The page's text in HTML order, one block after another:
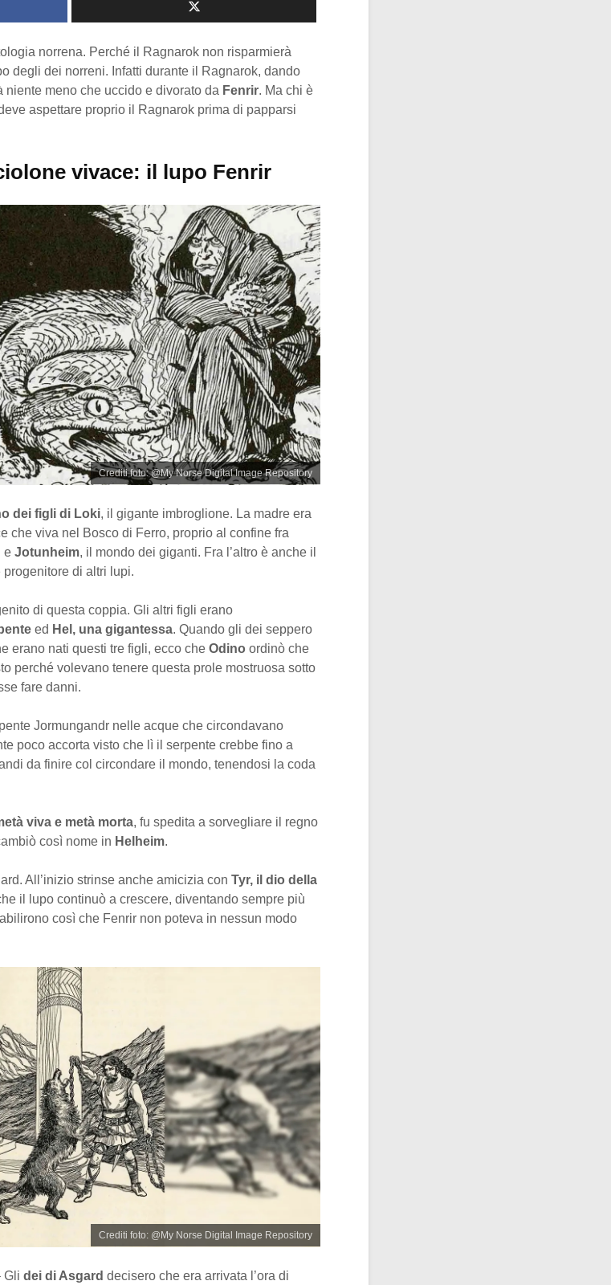
norrena. Perché il Ragnarok non risparmierà
degli dei norreni. Infatti durante il Ragnarok, dando
meno che uccido e divorato da Fenrir. Ma chi è
aspettare proprio il Ragnarok prima di papparsi
vivace: il lupo Fenrir
Crediti foto: @My Norse Digital Image Repository
dei figli di Loki, il gigante imbroglione. La madre era
che viva nel Bosco di Ferro, proprio al confine fra
e Jotunheim, il mondo dei giganti. Fra l’altro è anche il
di altri lupi.
di questa coppia. Gli altri figli erano
ed Hel, una gigantessa. Quando gli dei seppero
erano nati questi tre figli, ecco che Odino ordinò che
perché volevano tenere questa prole mostruosa sotto
fare danni.
Jormungandr nelle acque che circondavano
poco accorta visto che lì il serpente crebbe fino a
da finire col circondare il mondo, tenendosi la coda
viva e metà morta, fu spedita a sorvegliare il regno
così nome in Helheim.
All’inizio strinse anche amicizia con Tyr, il dio della
il lupo continuò a crescere, diventando sempre più
così che Fenrir non poteva in nessun modo
Crediti foto: @My Norse Digital Image Repository
Gli dei di Asgard decisero che era arrivata l’ora di